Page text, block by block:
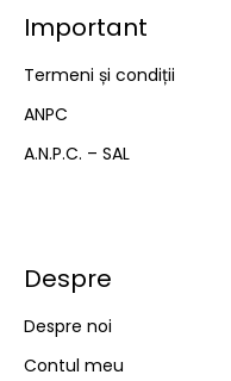
opens
in
Important
Termeni și condiții
ANPC
A.N.P.C. – SAL
Despre
Despre noi
Contul meu